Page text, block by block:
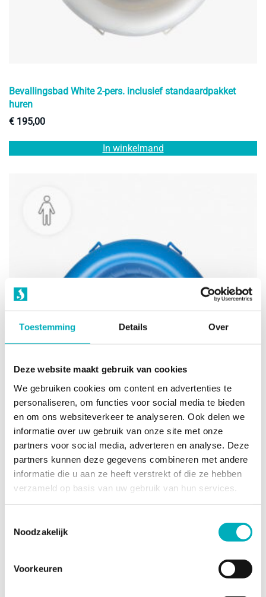
Toestemming Details Over
Deze website maakt gebruik van cookies
We gebruiken cookies om content en advertenties te
personaliseren, om functies voor social media te bieden
en om ons websiteverkeer te analyseren. Ook delen we
informatie over uw gebruik van onze site met onze
partners voor social media, adverteren en analyse. Deze
partners kunnen deze gegevens combineren met andere
informatie die u aan ze heeft verstrekt of die ze hebben
verzameld op basis van uw gebruik van hun services.
Noodzakelijk
Voorkeuren
Bevallingsbad White 2-pers. inclusief standaardpakket
huren
€ 195,00
In winkelmand